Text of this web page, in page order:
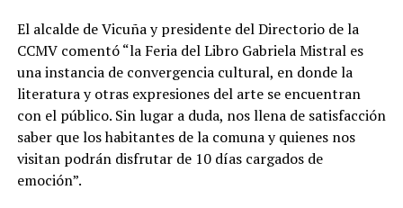
El alcalde de Vicuña y presidente del Directorio de la
CCMV comentó “la Feria del Libro Gabriela Mistral es
una instancia de convergencia cultural, en donde la
literatura y otras expresiones del arte se encuentran
con el público. Sin lugar a duda, nos llena de satisfacción
saber que los habitantes de la comuna y quienes nos
visitan podrán disfrutar de 10 días cargados de
emoción”.